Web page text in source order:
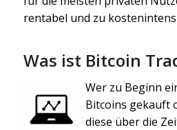
rentabel und zu
Was ist Bitcoin
Wer zu Beginn
Bitcoins gekauft
diese über die